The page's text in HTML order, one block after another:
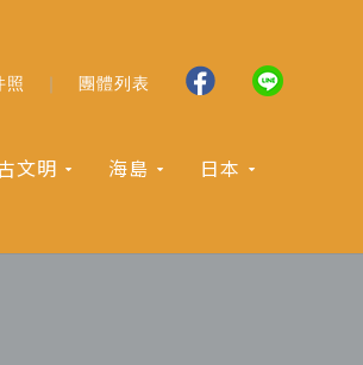
照 團體列表
文明 海島
日本